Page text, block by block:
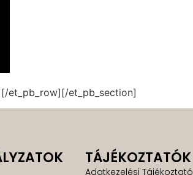
et_pb_row][/et_pb_section]
TÁJÉKOZTATÓK
Adatkezelési Tájékoztató